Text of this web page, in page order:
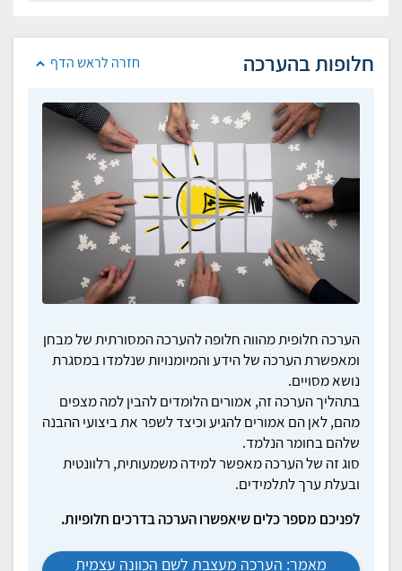
חזרה לראש הדף חלופות בהערכה
הערכה חלופית מהווה חלופה להערכה המסורתית של מבחן
ומאפשרת הערכה של הידע והמיומנויות שנלמדו במסגרת
נושא מסויים.
בתהליך הערכה זה, אמורים הלומדים להבין למה מצפים
מהם, לאן הם אמורים להגיע וכיצד לשפר את ביצועי ההבנה
שלהם בחומר הנלמד.
סוג זה של הערכה מאפשר למידה משמעותית, רלוונטית
ובעלת ערך לתלמידים.
לפניכם מספר כלים שיאפשרו הערכה בדרכים חלופיות.
מאמר: הערכה מעצבת לשם הכוונה עצמית